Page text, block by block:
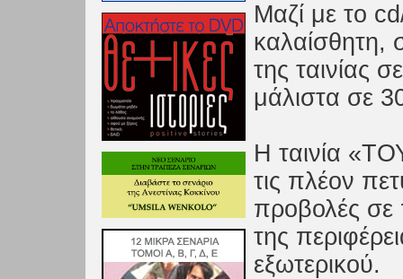
Μαζί με το
καλαίσθητη,
της ταινίας
μάλιστα σε
H ταινία
τις πλέον
προβολές
της
εξωτερικού.